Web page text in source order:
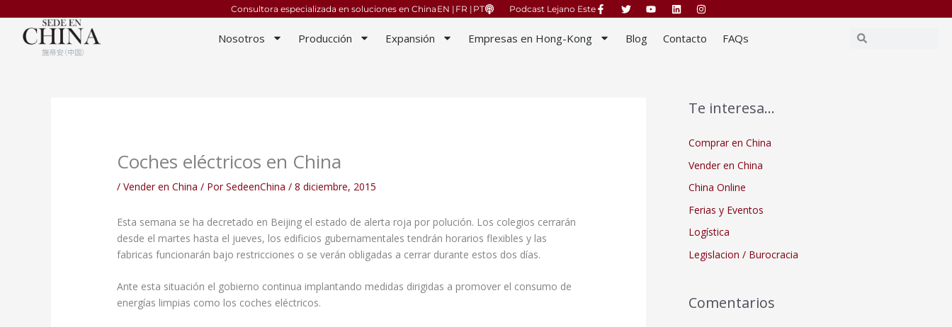
contenido
Consultora especializada en soluciones en China EN | FR | PT Podcast Lejano Este
Nosotros Producción Expansión Empresas en Hong-Kong Blog Contacto FAQs BuscarBuscar
Coches eléctricos en China
/Vender en China / PorSedeenChina/8 diciembre, 2015
Esta semana se ha decretado en Beijing el estado de alerta roja por polución. Los colegios cerrarán
desde el martes hasta el jueves, los edificios gubernamentales tendrán horarios flexibles y las
fabricas funcionarán bajo restricciones o se verán obligadas a cerrar durante estos dos días.
Ante esta situación el gobierno continua implantando medidas dirigidas a promover el consumo de
energías limpias como los coches eléctricos.
Te interesa…
Comprar en China
Vender en China
China Online
Ferias y Eventos
Logística
Legislacion / Burocracia
Comentarios